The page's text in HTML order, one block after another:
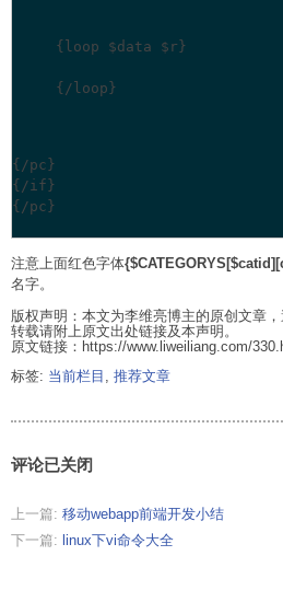
{/pc}
{/if}
{/pc}
注意上面红色字体
名字。
版权声明：本文为李维亮博主的原创文章
转载请附上原文出处链接及本声明。
原文链接：https://www.liweiliang.com/
标签: 当前栏目 , 推荐文章
评论已关闭
上一篇: 移动webapp前端开发小结
下一篇: linux下vi命令大全